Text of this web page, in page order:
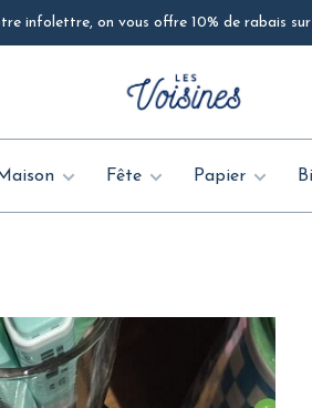
infolettre, on vous offre 10% de rabais
Maison Fête Papier